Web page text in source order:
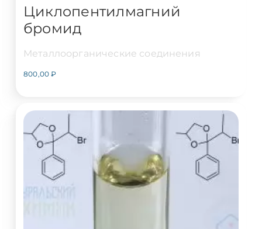
Циклопентилмагний
бромид
Металлоорганические соединения
800,00₽